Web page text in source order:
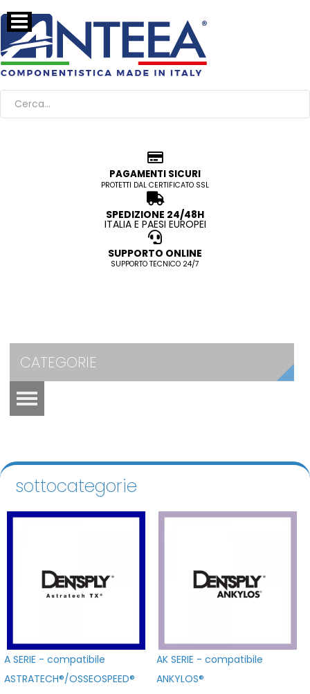
PAGAMENTI SICURI
PROTETTI DAL CERTIFICATO SSL
SPEDIZIONE 24/48H
ITALIA E PAESI EUROPEI
SUPPORTO ONLINE
SUPPORTO TECNICO 24/7
CATEGORIE
sottocategorie
A SERIE - compatibile
ASTRATECH®/OSSEOSPEED®
AK SERIE - compatibile
ANKYLOS®